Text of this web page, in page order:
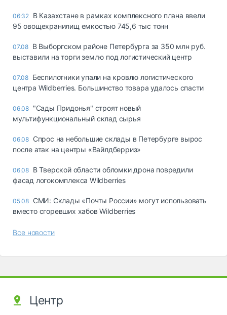
06:32 В Казахстане в рамках комплексного плана ввели
95 овощехранилищ емкостью 745,6 тыс тонн
07.08 В Выборгском районе Петербурга за 350 млн руб.
выставили на торги землю под логистический центр
07.08 Беспилотники упали на кровлю логистического
центра Wildberries. Большинство товара удалось спасти
06.08 "Сады Придонья" строят новый
мультифункциональный склад сырья
06.08 Спрос на небольшие склады в Петербурге вырос
после атак на центры «Вайлдберриз»
06.08 В Тверской области обломки дрона повредили
фасад логокомплекса Wildberries
05.08 СМИ: Склады «Почты России» могут использовать
вместо сгоревших хабов Wildberries
Все новости
Центр